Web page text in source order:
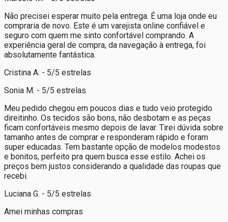
Não precisei esperar muito pela entrega. É uma loja onde eu
compraria de novo. Este é um varejista online confiável e
seguro com quem me sinto confortável comprando. A
experiência geral de compra, da navegação à entrega, foi
absolutamente fantástica.
Cristina A. - 5/5 estrelas
Sonia M. - 5/5 estrelas
Meu pedido chegou em poucos dias e tudo veio protegido
direitinho. Os tecidos são bons, não desbotam e as peças
ficam confortáveis mesmo depois de lavar. Tirei dúvida sobre
tamanho antes de comprar e responderam rápido e foram
super educadas. Tem bastante opção de modelos modestos
e bonitos, perfeito pra quem busca esse estilo. Achei os
preços bem justos considerando a qualidade das roupas que
recebi.
Luciana G. - 5/5 estrelas
Amei minhas compras